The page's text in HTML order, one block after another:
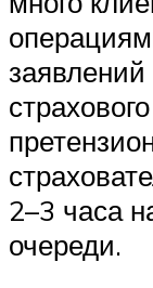
2–3 часа
очереди.